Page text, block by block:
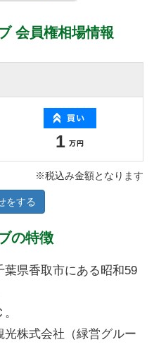
会員権相場情報
1
※税込み金額となります
をする
の特徴
県香取市にある昭和59
株式会社（緑営グルー